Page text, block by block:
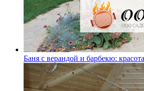
Баня с верандой и барбекю: